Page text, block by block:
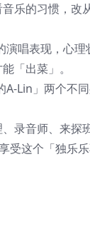
乐的习惯，改
演唱表现，心理
「出菜」。
A-Lin」两个不
录音师、来探
受这个「独乐